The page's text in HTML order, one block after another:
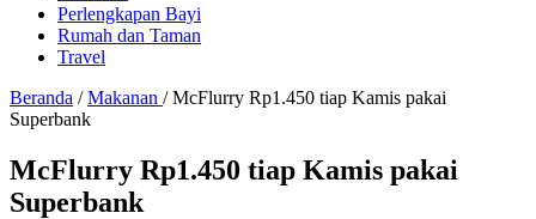
Perlengkapan Bayi
Rumah dan Taman
Travel
Beranda / Makanan / McFlurry Rp1.450 tiap Kamis pakai
Superbank
McFlurry Rp1.450 tiap Kamis pakai
Superbank